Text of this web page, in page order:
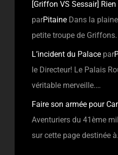
[Griffon VS Sessair]
parPitaine Dans la
petite troupe de
L’incident du Palace par
le Directeur! Le Palais
véritable merveille.…
Faire son armée pour
Aventuriers du 41ème
sur cette page destinée